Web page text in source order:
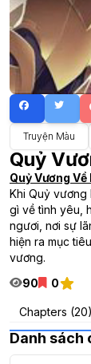
Truyện Màu
Quỷ
Quỷ Vương Về
Khi Quỷ
gì về tình yêu,
ngươi, nơi sự
hiện ra mục
vương.
90
0
Chapters (20)
Danh sách